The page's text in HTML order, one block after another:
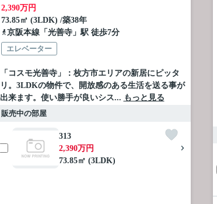
2,390万円
73.85㎡ (3LDK) /築38年
京阪本線「 光善寺」駅 徒歩7分
エレベーター
「コスモ光善寺」：枚方市エリアの新居にピッタ
リ。3LDKの物件で、開放感のある生活を送る事が
出来ます。使い勝手が良いシス... もっと見る
販売中の部屋
313
2,390万円
73.85㎡ (3LDK)